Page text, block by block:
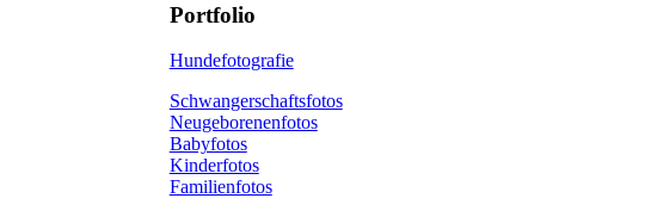
Portfolio
Hundefotografie
Schwangerschaftsfotos
Neugeborenenfotos
Babyfotos
Kinderfotos
Familienfotos